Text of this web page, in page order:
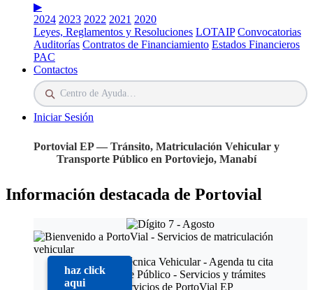
▶
2024 2023 2022 2021 2020
Leyes, Reglamentos y Resoluciones LOTAIP Convocatorias
Auditorías Contratos de Financiamiento Estados Financieros
PAC
Contactos
Iniciar Sesión
Portovial EP — Tránsito, Matriculación Vehicular y
Transporte Público en Portoviejo, Manabí
Información destacada de Portovial
haz click
aqui